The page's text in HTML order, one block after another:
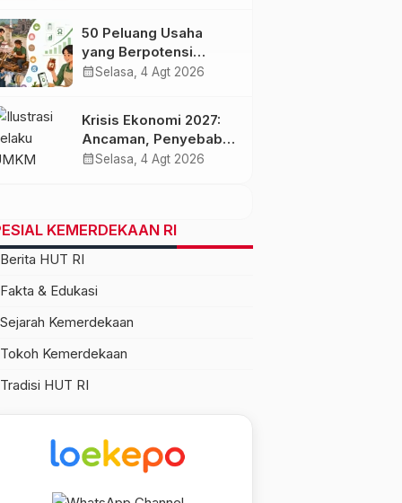
Penghasilan
50 Peluang Usaha
yang Berpotensi
Berkembang Saat
calendar_monthSelasa, 4 Agt 2026
Krisis Ekonomi 2027:
Ancaman, Penyebab,
dan Dampaknya bagi
calendar_monthSelasa, 4 Agt 2026
KEMERDEKAAN RI
Berita HUT RI
Fakta & Edukasi
Sejarah Kemerdekaan
Tokoh Kemerdekaan
Tradisi HUT RI